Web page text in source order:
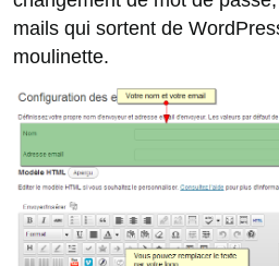
mails qui sortent de
moulinette.